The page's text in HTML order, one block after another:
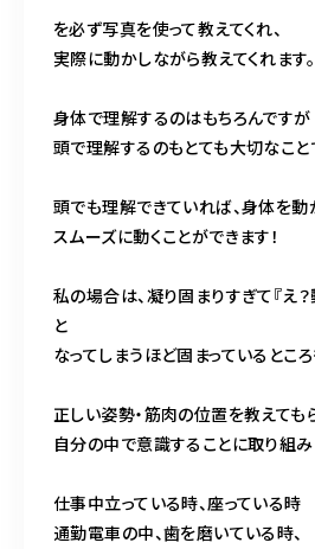
を必ず写真を使って教えてくれ、
実際に動かしながら教えてくれます。
身体で理解するのはもちろんですが
頭で理解するのもとても大切なこと
頭でも理解できていれば、身体を動
スムーズに動くことができます！
私の場合は、凝り固まりすぎて『え
と
なってしまうほど固まっているとこ
正しい姿勢・筋肉の位置を教えても
自分の中で意識することに取り組み
仕事中立っている時、座っている時
通勤電車の中、歯を磨いている時、